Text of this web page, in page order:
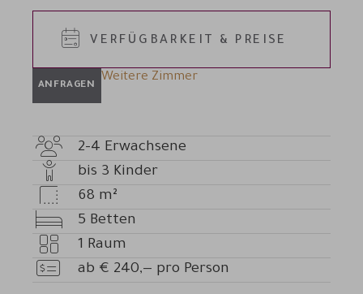
ANFRAGEN
VERFÜGBARKEIT & PREISE
Weitere Zimmer
Anzahl
Erwachsene
2-4 Erwachsene
Anzahl
Kinder
bis 3 Kinder
Zimmergröße
68 m²
Betten
5 Betten
Anzahl
Zimmer
1 Raum
Preis
ab € 240,— pro Person